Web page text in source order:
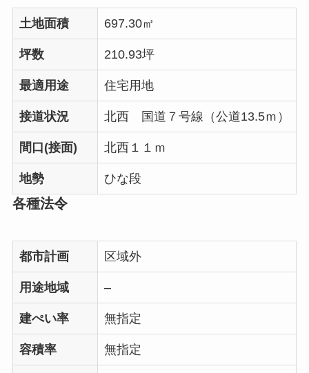
土地面積 697.30㎡
坪数 210.93坪
最適用途 住宅用地
接道状況 北西 国道７号線（公道13.5ｍ）
間口(接面) 北西１１ｍ
地勢 ひな段
各種法令
都市計画 区域外
用途地域 –
建ぺい率 無指定
容積率 無指定